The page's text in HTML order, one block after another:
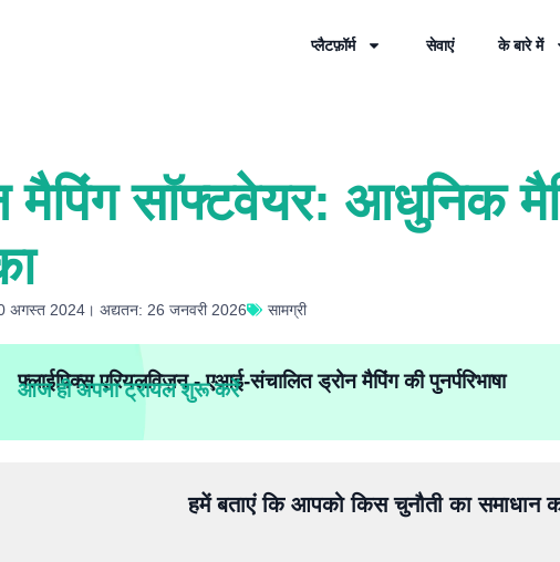
प्लैटफ़ॉर्म सेवाएं के बारे में
मैपिंग सॉफ्टवेयर: आधुनिक
अगस्त 2024। अद्यतन: 26 जनवरी 2026 सामग्री
फ्लाईपिक्स एरियलविज़न - एआई-संचालित ड्रोन मैपिंग की पुनर्परिभाषा
आज ही अपना ट्रायल शुरू करें
हमें बताएं कि आपको किस चुनौती का समाधान